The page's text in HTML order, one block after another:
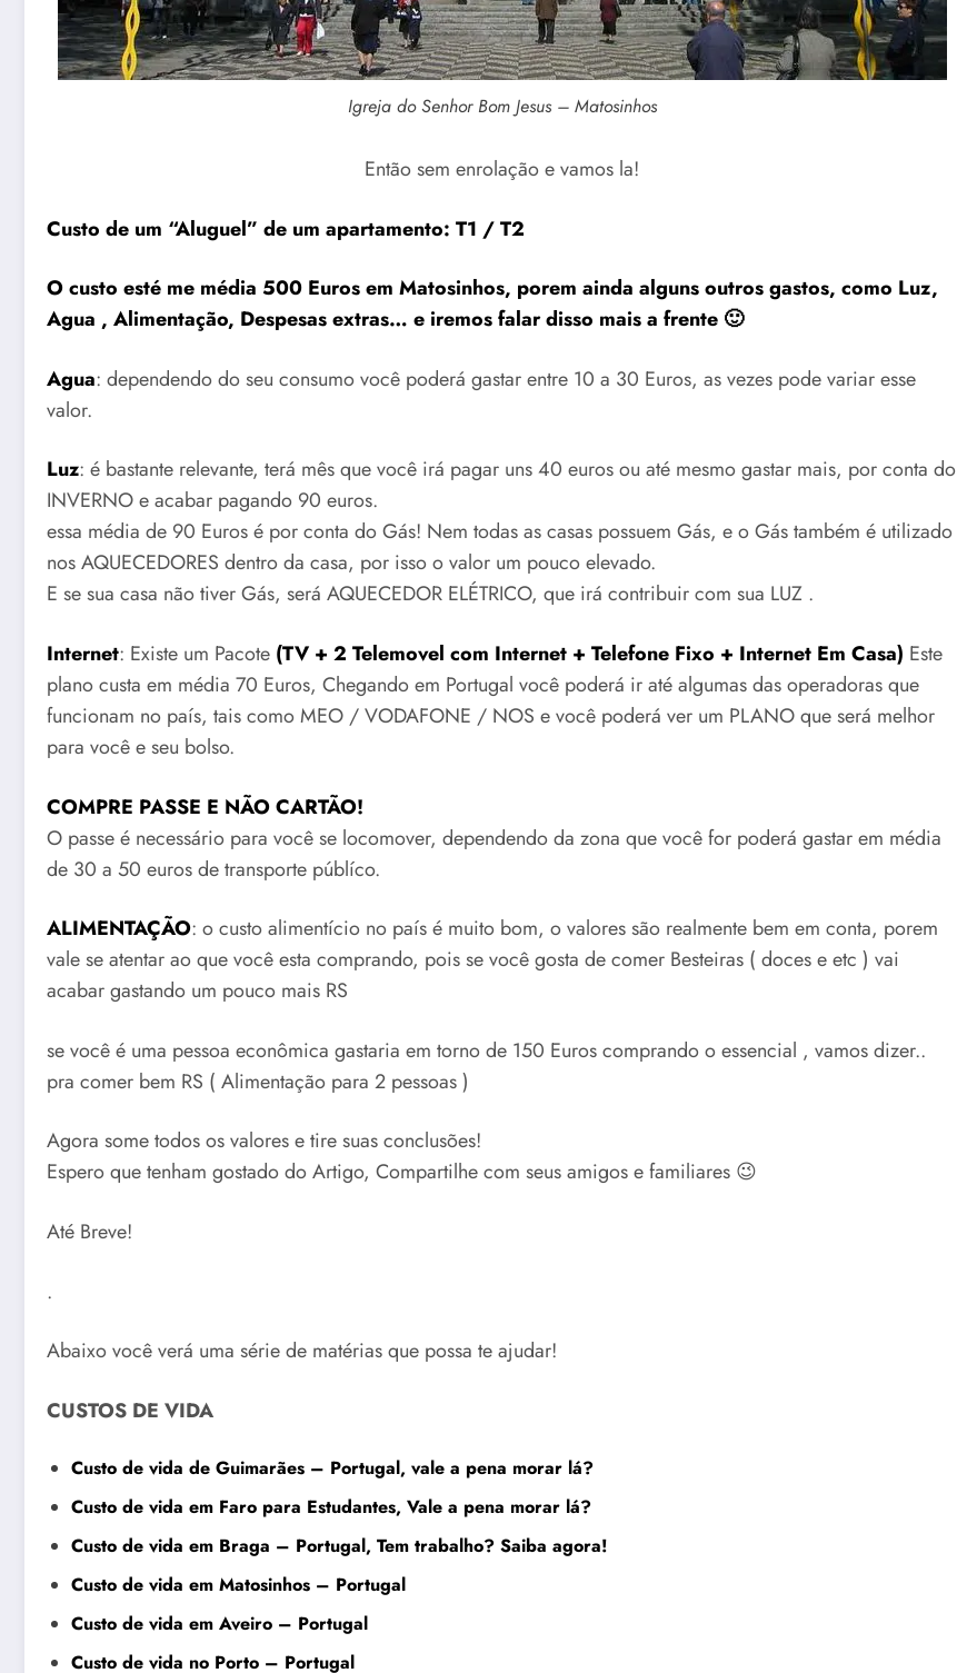
Igreja do Senhor Bom Jesus – Matosinhos
Então sem enrolação e vamos la!
Custo de um “Aluguel” de um apartamento: T1 / T2
O custo esté me média 500 Euros em Matosinhos, porem ainda alguns outros gastos, como Luz,
Agua , Alimentação, Despesas extras… e iremos falar disso mais a frente 🙂
Agua: dependendo do seu consumo você poderá gastar entre 10 a 30 Euros, as vezes pode variar esse
valor.
Luz: é bastante relevante, terá mês que você irá pagar uns 40 euros ou até mesmo gastar mais, por conta do
INVERNO e acabar pagando 90 euros.
essa média de 90 Euros é por conta do Gás! Nem todas as casas possuem Gás, e o Gás também é utilizado
nos AQUECEDORES dentro da casa, por isso o valor um pouco elevado.
E se sua casa não tiver Gás, será AQUECEDOR ELÉTRICO, que irá contribuir com sua LUZ .
Internet: Existe um Pacote (TV + 2 Telemovel com Internet + Telefone Fixo + Internet Em Casa) Este
plano custa em média 70 Euros, Chegando em Portugal você poderá ir até algumas das operadoras que
funcionam no país, tais como MEO / VODAFONE / NOS e você poderá ver um PLANO que será melhor
para você e seu bolso.
COMPRE PASSE E NÃO CARTÃO!
O passe é necessário para você se locomover, dependendo da zona que você for poderá gastar em média
de 30 a 50 euros de transporte públíco.
ALIMENTAÇÃO: o custo alimentício no país é muito bom, o valores são realmente bem em conta, porem
vale se atentar ao que você esta comprando, pois se você gosta de comer Besteiras ( doces e etc ) vai
acabar gastando um pouco mais RS
se você é uma pessoa econômica gastaria em torno de 150 Euros comprando o essencial , vamos dizer..
pra comer bem RS ( Alimentação para 2 pessoas )
Agora some todos os valores e tire suas conclusões!
Espero que tenham gostado do Artigo, Compartilhe com seus amigos e familiares 😉
Até Breve!
.
Abaixo você verá uma série de matérias que possa te ajudar!
CUSTOS DE VIDA
Custo de vida de Guimarães – Portugal, vale a pena morar lá?
Custo de vida em Faro para Estudantes, Vale a pena morar lá?
Custo de vida em Braga – Portugal, Tem trabalho? Saiba agora!
Custo de vida em Matosinhos – Portugal
Custo de vida em Aveiro – Portugal
Custo de vida no Porto – Portugal